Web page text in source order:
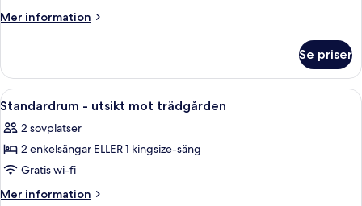
Mer information
Mer
Se priser
Öppna
alla
foton
för
Standardrum
-
Standardrum - utsikt mot
6
Standardrum - utsikt mot trädgården
2 sovplatser
2 enkelsängar ELLER 1 kingsize-säng
Gratis wi-fi
Mer information
Mer